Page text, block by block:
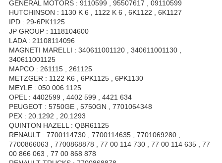
GENERAL MOTORS : 9110599 , 95507617 , 09110599
HUTCHINSON : 1130 K 6 , 1122 K 6 , 6K1122 , 6K1127
IPD : 29-6PK1125
JP GROUP : 1118104600
LADA : 21108114096
MAGNETI MARELLI : 340611001120 , 340611001130 ,
340611001125
MAPCO : 261115 , 261125
METZGER : 1122 K6 , 6PK1125 , 6PK1130
MEYLE : 050 006 1125
OPEL : 4402599 , 4402 599 , 4421 634
PEUGEOT : 5750GE , 5750GN , 7701064348
PEX : 20.1292 , 20.1293
QUINTON HAZELL : QBR61125
RENAULT : 7700114730 , 7700114635 , 7701069280 ,
7700866063 , 7700868878 , 77 00 114 730 , 77 00 114 635 , 77
00 866 063 , 77 00 868 878